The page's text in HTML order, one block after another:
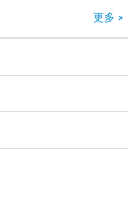
更多 »